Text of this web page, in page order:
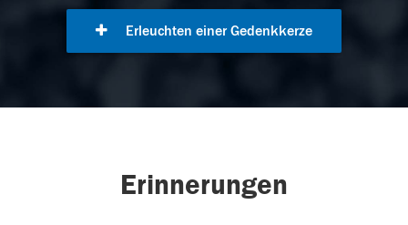
Erleuchten einer Gedenkkerze
Erinnerungen